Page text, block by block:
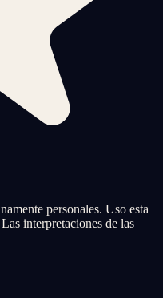
personales. Uso esta
interpretaciones de las